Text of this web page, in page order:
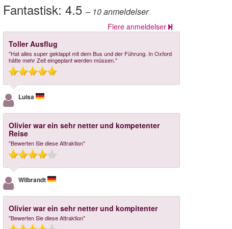
Fantastisk:4.5– 10anmeldelser
Flere anmeldelser
Toller Ausflug
"Hat alles super geklappt mit dem Bus und der Führung. In Oxford
hätte mehr Zeit eingeplant werden müssen."
Luisa
Olivier war ein sehr netter und kompetenter
Reise
"Bewerten Sie diese Attraktion"
Wilbrandt
Olivier war ein sehr netter und kompitenter
"Bewerten Sie diese Attraktion"